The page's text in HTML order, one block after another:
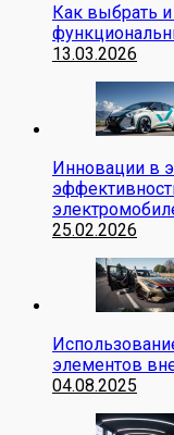
Как выбрать
13.03.2026
Инновации в
25.02.2026
элементов
04.08.2025